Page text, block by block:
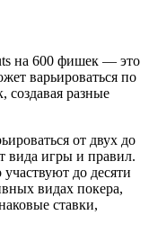
на 600 фишек — это
варьироваться по
создавая разные
от двух до
вида игры и правил.
до десяти
видах покера,
ставки,